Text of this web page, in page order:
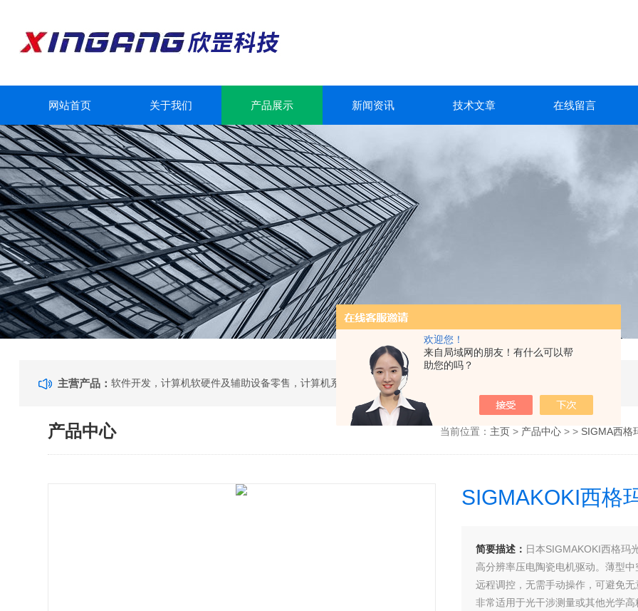
欢迎您！
来自局域网的朋友！有什么可以帮
助您的吗？
网站首页 关于我们 产品展示 新闻资讯 技术文章 在线留言
主营产品：
产品中心 当前位置： 主页> 产品中心> > SIGMA西格
SIGMAKOKI西格
简要描述： 日本SIGMAKOKI西格玛
高分辨率压电陶瓷电机驱动。薄型
远程调控，无需手动操作，可避免
非常适用于光干涉测量或其他光学高